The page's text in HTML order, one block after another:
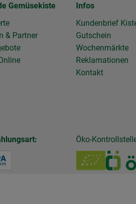
Gemüsekiste
& Partner
Infos
Kundenbrief
Gutschein
Wochenmärkte
Reklamationen
Kontakt
die.rollende.gemuesekiste/
www.youtube.com/channel/
Externer Link zu https://
Öko-